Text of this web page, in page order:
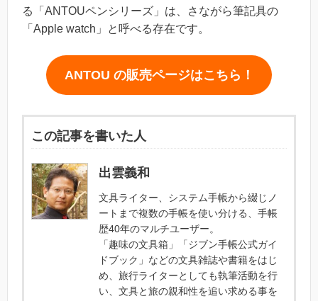
る「ANTOUペンシリーズ」は、さながら筆記具の
「Apple watch」と呼べる存在です。
ANTOU の販売ページはこちら！
この記事を書いた人
出雲義和
文具ライター、システム手帳から綴じノ
ートまで複数の手帳を使い分ける、手帳
歴40年のマルチユーザー。
「趣味の文具箱」「ジブン手帳公式ガイ
ドブック」などの文具雑誌や書籍をはじ
め、旅行ライターとしても執筆活動を行
い、文具と旅の親和性を追い求める事を